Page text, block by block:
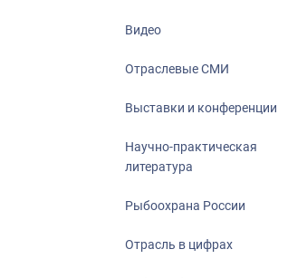
Видео
Отраслевые СМИ
Выставки и конференции
Научно-практическая
литература
Рыбоохрана России
Отрасль в цифрах